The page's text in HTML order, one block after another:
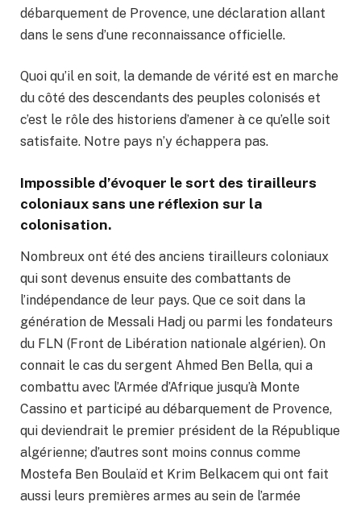
débarquement de Provence, une déclaration allant
dans le sens d’une reconnaissance officielle.
Quoi qu’il en soit, la demande de vérité est en marche
du côté des descendants des peuples colonisés et
c’est le rôle des historiens d’amener à ce qu’elle soit
satisfaite. Notre pays n’y échappera pas.
Impossible d’évoquer le sort des tirailleurs
coloniaux sans une réflexion sur la
colonisation.
Nombreux ont été des anciens tirailleurs coloniaux
qui sont devenus ensuite des combattants de
l’indépendance de leur pays. Que ce soit dans la
génération de Messali Hadj ou parmi les fondateurs
du FLN (Front de Libération nationale algérien). On
connait le cas du sergent Ahmed Ben Bella, qui a
combattu avec l’Armée d’Afrique jusqu’à Monte
Cassino et participé au débarquement de Provence,
qui deviendrait le premier président de la République
algérienne; d’autres sont moins connus comme
Mostefa Ben Boulaïd et Krim Belkacem qui ont fait
aussi leurs premières armes au sein de l’armée